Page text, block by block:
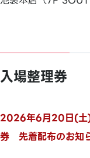
入場整理券
2026年6月20日(土
券 先着配布のお知